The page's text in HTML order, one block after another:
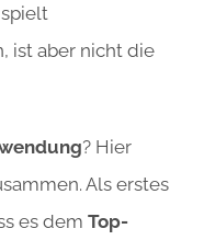
ist aber nicht die
? Hier
Als erstes
es dem Top-